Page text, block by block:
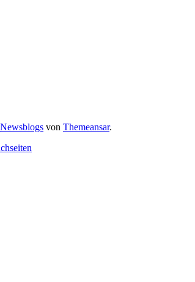
Newsblogs von Themeansar.